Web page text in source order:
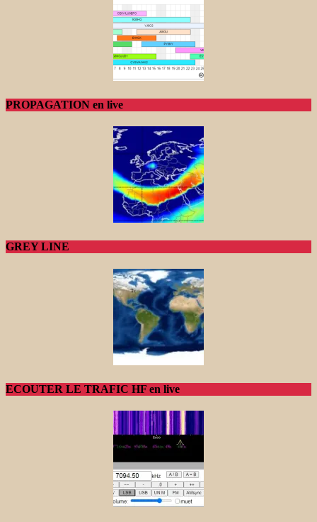
PROPAGATION en live
GREY LINE
ECOUTER LE TRAFIC HF en live